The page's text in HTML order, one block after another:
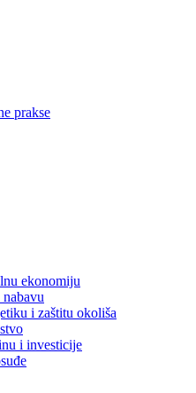
prakse
ekonomiju
i zaštitu okoliša
i investicije